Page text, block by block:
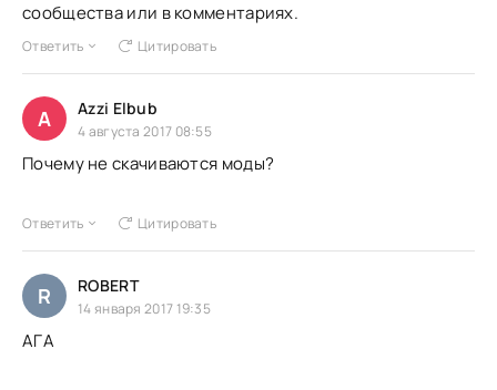
сообщества или в комментариях.
Ответить Цитировать
A Azzi Elbub
4 августа 2017 08:55
Почему не скачиваются моды?
Ответить Цитировать
R ROBERT
14 января 2017 19:35
АГА